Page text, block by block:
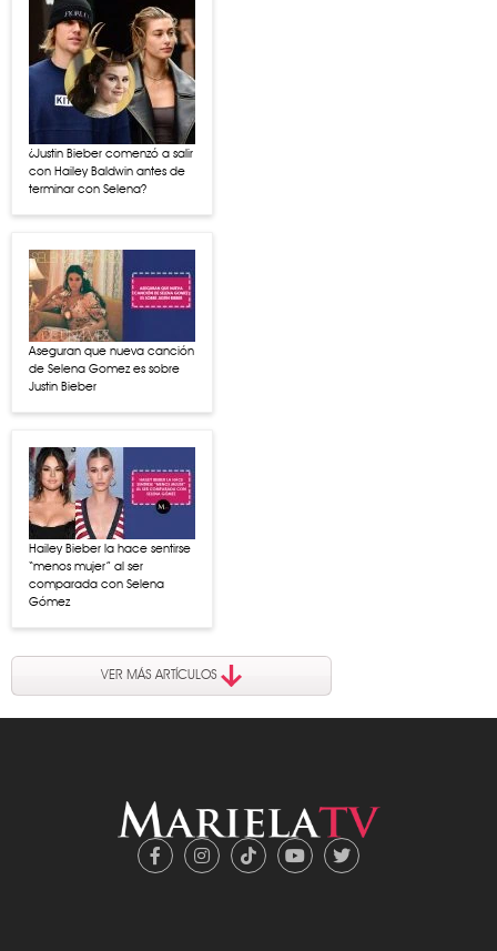
¿Justin Bieber comenzó a salir
con Hailey Baldwin antes de
terminar con Selena?
Aseguran que nueva canción
de Selena Gomez es sobre
Justin Bieber
Hailey Bieber la hace sentirse
“menos mujer” al ser
comparada con Selena
Gómez
VER MÁS ARTÍCULOS